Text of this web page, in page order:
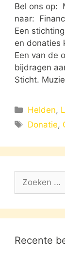
Bel ons op:
naar:
Een
en donaties
Een van de
bijdragen
Sticht.
Helden,
Tags
Donatie,
Zoek
Recente